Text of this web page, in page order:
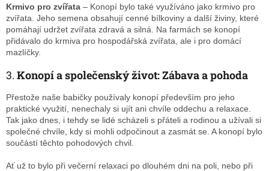
Krmivo pro zvířata – Konopí bylo také využíváno jako krmivo pro
zvířata. Jeho semena obsahují cenné bílkoviny a další živiny, které
pomáhají udržet zvířata zdravá a silná. Na farmách se konopí
přidávalo do krmiva pro hospodářská zvířata, ale i pro domácí
mazlíčky.
3. Konopí a společenský život: Zábava a pohoda
Přestože naše babičky používaly konopí především pro jeho
praktické využití, nenechaly si ujít ani chvíle oddechu a relaxace.
Tak jako dnes, i tehdy se lidé scházeli s přáteli a rodinou a užívali si
společné chvíle, kdy si mohli odpočinout a zasmát se. A konopí bylo
součástí těchto pohodových chvil.
Ať už to bylo při večerní relaxaci po dlouhém dni na poli, nebo při